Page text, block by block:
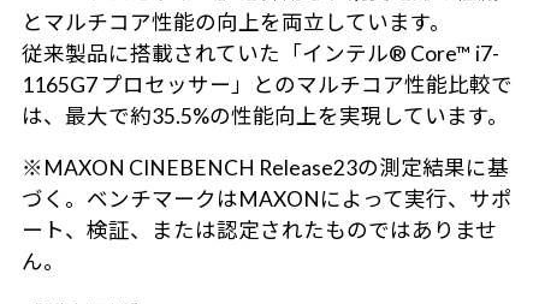
とマルチコア性能の向上を両立しています。
従来製品に搭載されていた「インテル® Core™ i7-
1165G7 プロセッサー」とのマルチコア性能比較で
は、最大で約35.5%の性能向上を実現しています。
※MAXON CINEBENCH Release23の測定結果に基
づく。ベンチマークはMAXONによって実行、サポ
ート、検証、または認定されたものではありませ
ん。